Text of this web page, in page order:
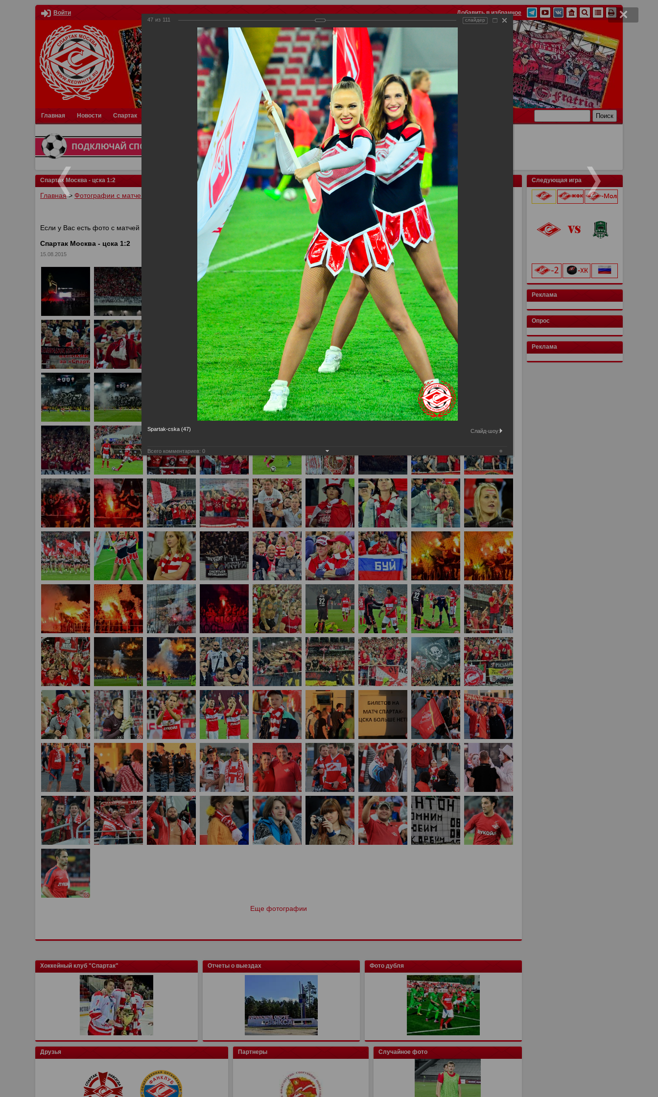
Войти Добавить в избранное
Главная Новости Спартак Отчеты Видео Фанату Стадионы О футболе КБ Форум Ссылки
Спартак Москва - цска 1:2
Главная> Фотографии с матчей Спартака, Сборной Росиии > ФК Спартак>Сезон 2015/2016 Спартак Москва - цска 1:2
Уважаемые посетители нашего сайта!
Если у Вас есть фото с матчей
, высылайте нам на почту
мы обязательно разместим их в этом разделе.
Спартак Москва - цска 1:2
15.08.2015
Еще фотографии
Хоккейный клуб "Спартак" Отчеты о выездах Фото дубля
Друзья Партнеры Случайное фото
Следующая игра
Реклама
Опрос
Реклама
47 из 111 слайдер
Spartak-cska (47) Слайд-шоу:
Всего комментариев: 0